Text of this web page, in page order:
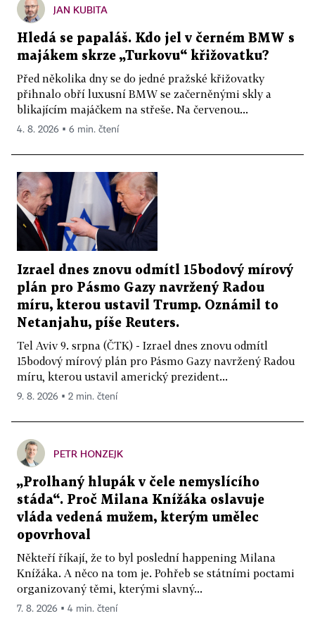
JAN KUBITA
Hledá se papaláš. Kdo jel v černém BMW s
majákem skrze „Turkovu“ křižovatku?
Před několika dny se do jedné pražské křižovatky
přihnalo obří luxusní BMW se začerněnými skly a
blikajícím majáčkem na střeše. Na červenou...
4. 8. 2026 ▪ 6 min. čtení
Izrael dnes znovu odmítl 15bodový mírový
plán pro Pásmo Gazy navržený Radou
míru, kterou ustavil Trump. Oznámil to
Netanjahu, píše Reuters.
Tel Aviv 9. srpna (ČTK) - Izrael dnes znovu odmítl
15bodový mírový plán pro Pásmo Gazy navržený Radou
míru, kterou ustavil americký prezident...
9. 8. 2026 ▪ 2 min. čtení
PETR HONZEJK
„Prolhaný hlupák v čele nemyslícího
stáda“. Proč Milana Knížáka oslavuje
vláda vedená mužem, kterým umělec
opovrhoval
Někteří říkají, že to byl poslední happening Milana
Knížáka. A něco na tom je. Pohřeb se státními poctami
organizovaný těmi, kterými slavný...
7. 8. 2026 ▪ 4 min. čtení